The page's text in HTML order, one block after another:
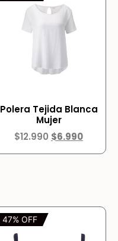
Polera Tejida Blanca
Mujer
$12.990 $6.990
47% OFF